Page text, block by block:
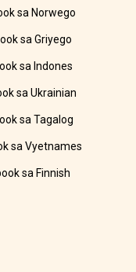
sa Norwego
sa Griyego
sa Indones
sa Ukrainian
sa Tagalog
sa Vyetnames
sa Finnish